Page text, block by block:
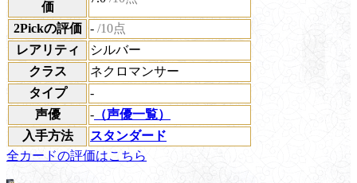
価
2Pickの評価 - /10点
レアリティ
シルバー
クラス
ネクロマンサー
タイプ
-
声優
- （声優一覧）
入手方法
スタンダード
全カードの評価はこちら